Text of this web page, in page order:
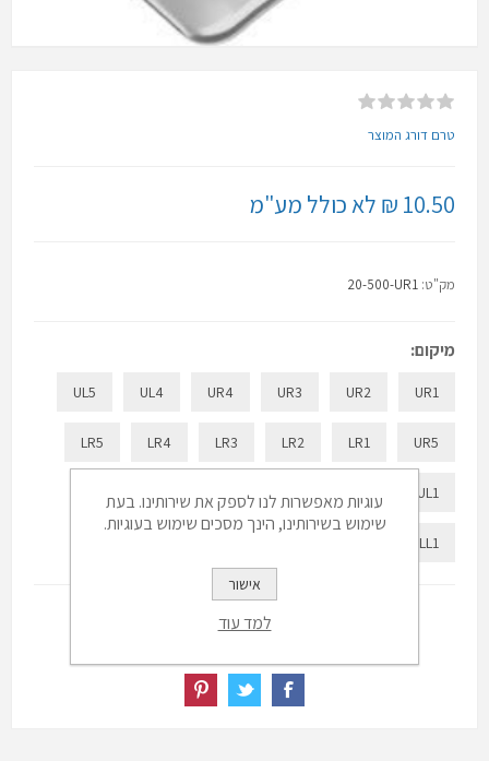
טרם דורג המוצר
10.50 ₪ לא כולל מע"מ
מק"ט: 20-500-UR1
מיקום:
UR1
UR2
UR3
UR4
UL4
UL5
UR5
LR1
LR2
LR3
LR4
LR5
UL1
LL1
עוגיות מאפשרות לנו לספק את שירותינו. בעת
שימוש בשירותינו, הינך מסכים שימוש בעוגיות.
אישור
למד עוד